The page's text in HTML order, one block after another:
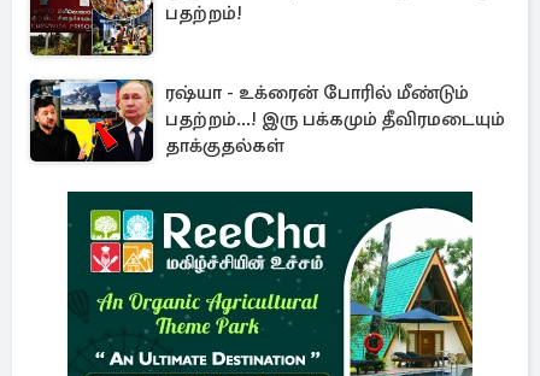
பதற்றம்!
ரஷ்யா - உக்ரைன் போரில் மீண்டும்
பதற்றம்...! இரு பக்கமும் தீவிரமடையும்
தாக்குதல்கள்